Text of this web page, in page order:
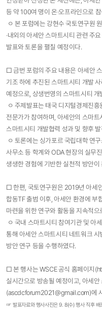
등 약 100여 명이 온·오프라인으로
ㅇ 본 포럼에는 강현수 국토연구원
·내외의 아세안 스마트시티 관련 주
발표와 토론을 펼칠 예정이다.
□ 금번 포럼의 주요 내용은 아세안
기조 하에 추진된 스마트시티 개발
예정으로, 상생번영의 스마트시티
ㅇ 주제발표는 태국 디지털경제진
전문가가 참여하며, 아세안의 스마
스마트시티 개발협력 성과 및 향후
ㅇ 토론에는 싱가포르 국립대학 연
사무소 등 학계와 ODA 현장의 실무
생생한 경험에 기반한 실천적 방안이
□ 한편, 국토연구원은 2019년 아세
합동TF 출범 이후, 아세안 환경에 부
마련을 위한 연구와 활동을 지속적으
ㅇ 국내 스마트시티 참여기관 및 아
통해 아세안 스마트시티 네트워크
방안 연구 등을 수행하였다.
□ 본 행사는 WSCE 공식 홈페이지
실시간으로 방송될 예정이고, 아세
(ascdcforum2021@gmail.com)에
☞ 발표자료와 행사사진은 9. 8(수) 행사 직후 배